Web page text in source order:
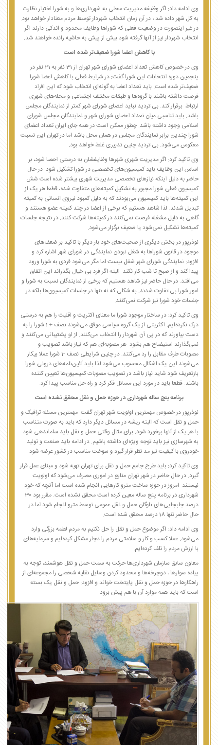
وی ادامه داد: اگر وظیفه مدیریت محلی به شهرداری‌ها و به شورا اختیار نظارت
به کل شهر داده شد ، در آن زمان انتخاب شهردار توسط مردم معنادار خواهد بود.
در غیر اینصورت در وضعیت فعلی که شوراها وظایف محدود و اندکی دارند اگر
انتخاب شهردار نیز از آنها گرفته شود بیش از پیش به حاشیه رانده خواهند شد.
با کاهش اعضا شورا ضعیف‌تر شده است
وی در خصوص کاهش تعداد اعضای شورای شهر تهران از 31 نفر به 21 نفر در
پنجمین دوره انتخابات این شورا گفت: در شرایط فعلی با کاهش اعضا شورا
ضعیف‌تر شده است. باید تعداد اعضا به گونه‌ای انتخاب شود که این افراد
فرصت داشته باشند با گروه‌ها و طبقات مختلف اجتماعی و محله‌های شهری
ارتباط برقرار کند. بی تردید نباید اعضای شورای شهر کمتر از نمایندگان مجلس
باشد. باید تناسبی میان تعداد اعضای شورای شهر و نمایندگان مجلس شورای
اسلامی وجود داشته باشد. چطور ممکن است در همه جای ایران تعداد اعضای
شورا چندین برابر نمایندگان مجلس در همان محل باشد اما در تهران این نسبت
معکوس می‌شود. بی تردید چنین تدبیری غلط خواهد بود.
وی تاکید کرد: اگر مدیریت شهری شهرها وظایفشان به درستی احصا شود، بر
اساس این وظایف باید کمیسیون‌های تخصصی در شورا تشکیل شود. در حال
حاضر به دلیل اینکه نیازهای تخصصی مدیریت شهری بیشتر شده است شش
کمیسیون فعلی شورا مجبور به تشکیل کمیته‌های متفاوت شده، قطعا هر یک از
این کمیته‌ها باید کمیسیون می‌بودند که به دلیل کمبود نیروی انسانی به کمیته
تبدیل شدند. لذا شاهد هستیم که برخی از اعضا در چند کمیته عضو هستند و
گاهی به دلیل مشغله فرصت نمی‌کنند در کمیته‌ها شرکت کنند. در نتیجه جلسات
کمیته‌ها تشکیل نمی‌شود یا ضعیف برگزار می‌شود.
نوذرپور در بخش دیگری از صحبت‌های خود بار دیگر با تاکید بر ضعف‌های
موجود در قانون شوراها به شغل نبودن نمایندگی در شورای شهر اشاره کرد و
افزود: نمایندگی شورای شهر شغل نیست اما مگر می‌شود فردی به شورا ورود
پیدا کند و از صبح تا شب کار نکند. البته اگر فرد بی خیال بگذراند این اتفاق
می‌افتد. در حال حاضر نیز شاهد هستیم که برخی از نمایندگان نسبت به شورا و
امور شورا بی تفاوت شدند. به شکلی که نه تنها در جلسات کمیسیون‌ها بلکه در
جلسات خود شورا نیز شرکت نمی‌کنند.
وی تاکید کرد: در ساختار موجود شورا ما معنای اکثریت و اقلیت را هم به درستی
درک نکرده‌ایم. اکثریتی از یک گروه سیاسی موفق می‌شوند نصف + 1 شورا را به
دست بیاورند که در پی آن شهردار را انتخاب می‌کنند. از او پشتیبانی می‌کنند و
نمی‌گذارند استیضاح هم بشود. هر مصوبه‌ای هم که نیاز باشد تصویب و
مصوبات طرف مقابل را رد می‌کنند. در چنین شرایطی نصف -1 شورا عملا بیکار
می‌شوند این یک اشکال محسوب می‌شود لذا باید آئین‌نامه‌های درونی شورا
بازتعریف شود شاید نیاز باشد در تصویب مصوبات کمیسیون‌ها تعیین کننده
باشند. قطعا باید در مورد این مسائل فکر کرد و راه حل مناسب پیدا کرد.
برنامه پنج ساله شهرداری در حوزه حمل و نقل محقق نشده است
نوذرپور در خصوص مهمترین اولویت شهر تهران گفت: مهمترین مسئله ترافیک و
حمل و نقل است که البته ریشه در مسائل دیگر دارد که باید به صورت متناسب
با هر یک از آنها برخورد شود. برای مثال وقتی حمل و نقل باید ساماندهی شود
به شهرسازی نیز باید توجه ویژه‌ای داشته باشیم. در ادامه باید صنعت و تولید
خودروی با کیفیت نیز مد نظر قرار گیرد و سوخت مناسب در کشور عرضه شود.
وی تاکید کرد: باید طرح جامع حمل و نقل برای تهران تهیه شود و مبنای عمل قرار
گیرد. در حال حاضر در شهر تهران منابع در اموری مصرف می‌شود که اولویت
نیستند. امروز در حوزه ساخت مترو کارهایی انجام شده است اما آنچه که خود
شهرداری در برنامه پنج ساله معین کرده است محقق نشده است. مقرر بود 30
درصد جابجایی‌های ناوگان حمل و نقل عمومی توسط مترو انجام شود اما در
حال حاضر تنها 18 درصد محقق شده است.
وی ادامه داد: اگر موضوع حمل و نقل را حل نکنیم به مردم لطمه بزرگی وارد
می‌شود. عملا کسب و کار و سلامتی مردم را دچار مشکل کرده‌ایم و سرمایه‌های
با ارزش مردم را تلف کرده‌ایم.
معاون سابق سازمان شهرداری‌ها حرکت به سمت حمل و نقل هوشمند، توجه به
پیاده سوارها ، دوچرخه‌ها و محدود کردن وسایل نقلیه شخصی را مجموعه‌ای از
راهکارها در حوزه حمل و نقل پایتخت خواند و افزود: حمل و نقل یک بسته
است که باید همه موارد آن با هم پیش برود.